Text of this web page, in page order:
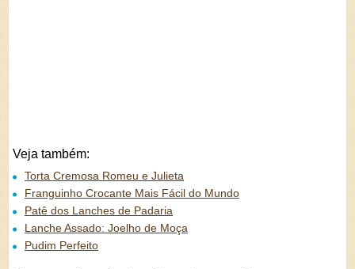
Veja também:
Torta Cremosa Romeu e Julieta
Franguinho Crocante Mais Fácil do Mundo
Patê dos Lanches de Padaria
Lanche Assado: Joelho de Moça
Pudim Perfeito